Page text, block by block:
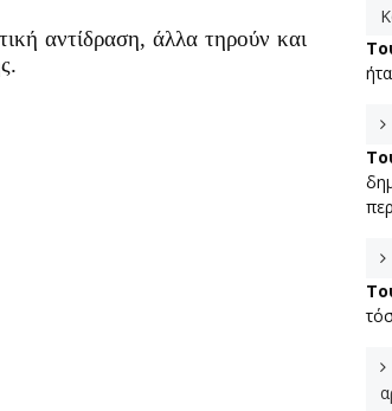
αντίδραση, άλλα τηρούν και